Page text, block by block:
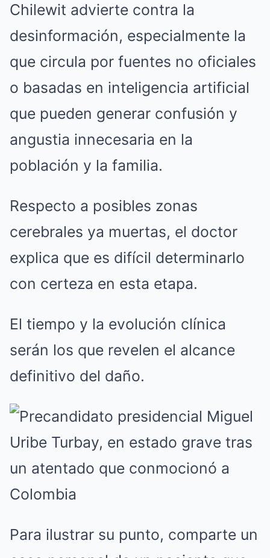
Chilewit advierte contra la
desinformación, especialmente la
que circula por fuentes no oficiales
o basadas en inteligencia artificial
que pueden generar confusión y
angustia innecesaria en la
población y la familia.
Respecto a posibles zonas
cerebrales ya muertas, el doctor
explica que es difícil determinarlo
con certeza en esta etapa.
El tiempo y la evolución clínica
serán los que revelen el alcance
definitivo del daño.
Para ilustrar su punto, comparte un